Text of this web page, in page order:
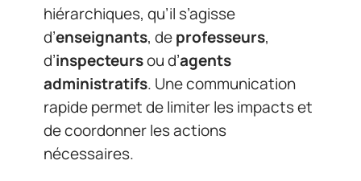
hiérarchiques, qu’il s’agisse
d’enseignants, deprofesseurs,
d’inspecteursou d’agents
administratifs. Une communication
rapide permet de limiter les impacts et
de coordonner les actions
nécessaires.